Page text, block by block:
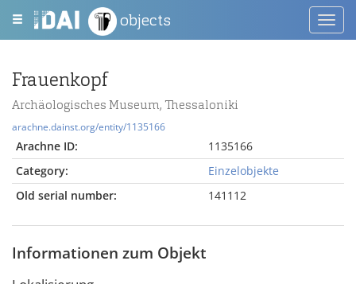
objects
Frauenkopf
Archäologisches Museum, Thessaloniki
arachne.dainst.org/entity/1135166
Arachne ID:
1135166
Category:
Einzelobjekte
Old serial number:
141112
Informationen zum Objekt